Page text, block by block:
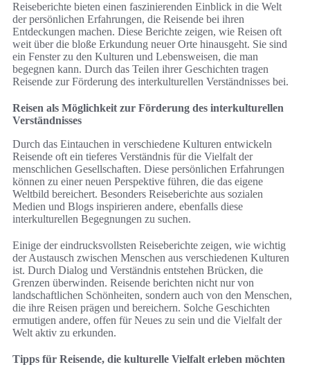
Reiseberichte bieten einen faszinierenden Einblick in die Welt
der persönlichen Erfahrungen, die Reisende bei ihren
Entdeckungen machen. Diese Berichte zeigen, wie Reisen oft
weit über die bloße Erkundung neuer Orte hinausgeht. Sie sind
ein Fenster zu den Kulturen und Lebensweisen, die man
begegnen kann. Durch das Teilen ihrer Geschichten tragen
Reisende zur Förderung des interkulturellen Verständnisses bei.
Reisen als Möglichkeit zur Förderung des interkulturellen
Verständnisses
Durch das Eintauchen in verschiedene Kulturen entwickeln
Reisende oft ein tieferes Verständnis für die Vielfalt der
menschlichen Gesellschaften. Diese persönlichen Erfahrungen
können zu einer neuen Perspektive führen, die das eigene
Weltbild bereichert. Besonders Reiseberichte aus sozialen
Medien und Blogs inspirieren andere, ebenfalls diese
interkulturellen Begegnungen zu suchen.
Einige der eindrucksvollsten Reiseberichte zeigen, wie wichtig
der Austausch zwischen Menschen aus verschiedenen Kulturen
ist. Durch Dialog und Verständnis entstehen Brücken, die
Grenzen überwinden. Reisende berichten nicht nur von
landschaftlichen Schönheiten, sondern auch von den Menschen,
die ihre Reisen prägen und bereichern. Solche Geschichten
ermutigen andere, offen für Neues zu sein und die Vielfalt der
Welt aktiv zu erkunden.
Tipps für Reisende, die kulturelle Vielfalt erleben möchten